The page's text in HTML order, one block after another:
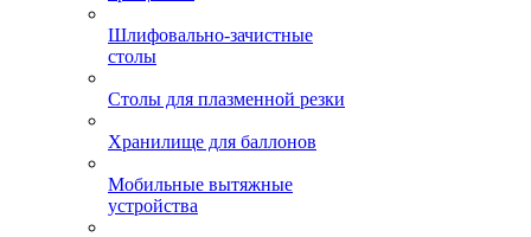
Шлифовально-зачистные
столы
Столы для плазменной резки
Хранилище для баллонов
Мобильные вытяжные
устройства